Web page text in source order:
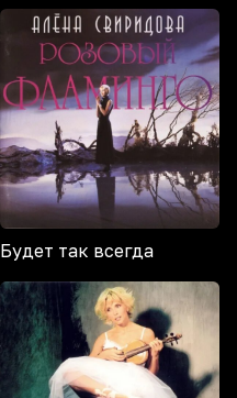
Будет так всегда